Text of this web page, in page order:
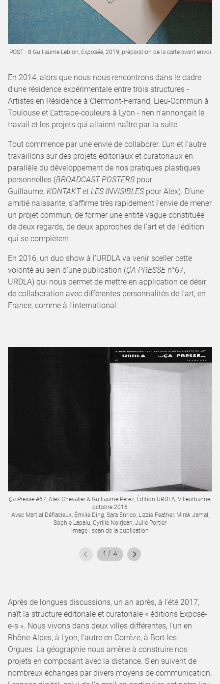
POST : 8 Guillaume Leblon, Exposée, 2019, préparation de la carte avant envoi
En 2014, alors que nous nous rencontrons dans le cadre
d'une résidence expérimentale entre trois structures -
Artistes en Résidence à Clermont-Ferrand, Lieu-Commun à
Toulouse et L'attrape-couleurs à Lyon - rien n'annonçait le
travail et les projets qui allaient naître par la suite.
Tout commence par une envie de collaborer. L'un et l'autre
travaillons sur des projets éditoriaux et curatoriaux en
parallèle du développement de nos pratiques plastiques
personnelles (BROADCAST POSTERS pour
Guillaume, KONTAKTet LES INVISIBLES pour Alex). D’une
amitié naissante, s'affirme très rapidement l'envie de mener
un projet commun, de former une entité vague constituée
de deux regards, de deux approches de l'art et de l'édition
qui se complètent.
En 2016, un duo show à l'URDLA va venir sceller cette
volonté au sein d'une publication (ÇA PRESSE n°67,
URDLA) qui nous permet de mettre en application ce désir
de collaboration avec différentes personnalités de l'art, en
France, comme à l'international.
Ça Presse #67 , Alex Chevalier & Guillaume Perez, Édition URDLA, Villeurbanne,
octobre 2016
Avec Martial Déflacieux, Émilie Ding, Sara Enrico, Lizzie Feather, Mirak Jamal,
Sophie Lapalu, Cyrille Noirjean, Julie Portier
Image : scan de la publication
1 / 4
Après de longues discussions, un an après, à l'été 2017,
naît la structure éditoriale et curatoriale « éditions Exposé-
e-s ». Nous vivons dans deux villes différentes, l'un en
Rhône-Alpes, à Lyon, l'autre en Corrèze, à Bort-les-
Orgues. La géographie nous amène à construire nos
projets en composant avec la distance. S'en suivent de
nombreux échanges par divers moyens de communication.